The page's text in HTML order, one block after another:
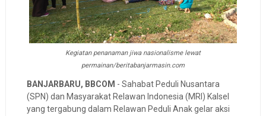
Kegiatan penanaman jiwa nasionalisme lewat
permainan/beritabanjarmasin.com
BANJARBARU, BBCOM - Sahabat Peduli Nusantara
(SPN) dan Masyarakat Relawan Indonesia (MRI) Kalsel
yang tergabung dalam Relawan Peduli Anak gelar aksi